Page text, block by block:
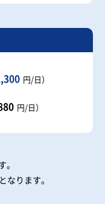
円/日）
円/日）
なります。